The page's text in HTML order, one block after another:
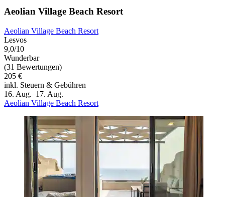
Aeolian Village Beach Resort
Aeolian Village Beach Resort
Lesvos
9,0/10
Wunderbar
(31 Bewertungen)
205 €
inkl. Steuern & Gebühren
16. Aug.–17. Aug.
Aeolian Village Beach Resort